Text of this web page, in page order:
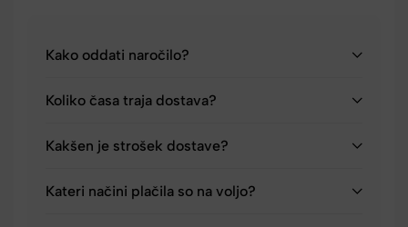
Kako oddati naročilo?
Koliko časa traja dostava?
Kakšen je strošek dostave?
Kateri načini plačila so na voljo?